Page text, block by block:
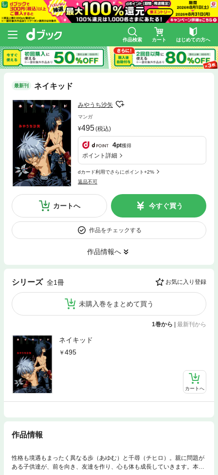
作品検索 カート はじめての方へ
最新刊 ネイキッド
みやうち沙矢
マンガ
495(税込)
4pt獲得
ポイント詳細
dカード利用でさらにポイント+2%
返品不可
カートへ 今すぐ買う
作品をチェックする
作品情報へ
シリーズ 全1冊 お気に入り登録
未購入巻をまとめて買う
1巻から | 最新刊から
ネイキッド
495
カートへ
作品情報
性格も境遇もまったく異なる歩（あゆむ）と千尋（チヒロ）。親に問題が
ある子供達が、前を向き、友達を作り、心も体も成長していきます。本音